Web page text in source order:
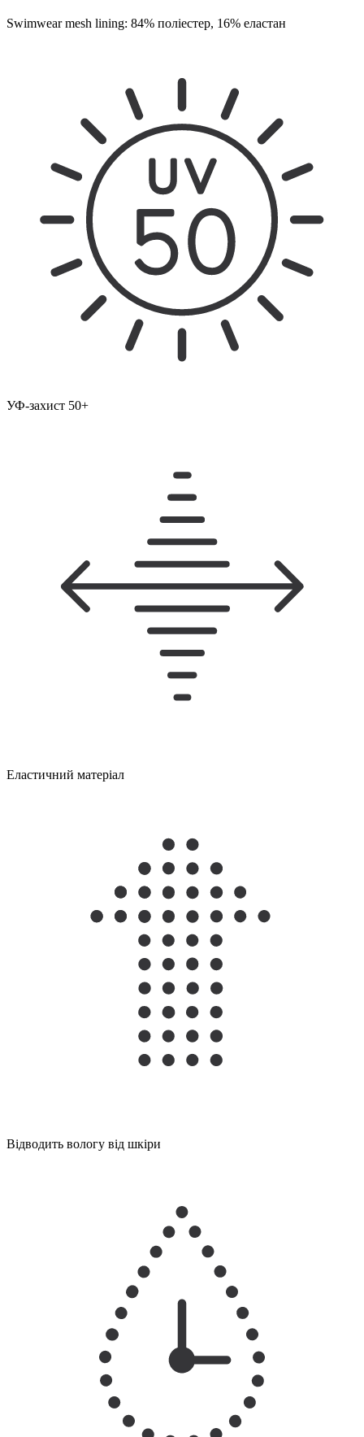
Swimwear mesh lining: 84% поліестер, 16% еластан
УФ-захист 50+
Еластичний матеріал
Відводить вологу від шкіри